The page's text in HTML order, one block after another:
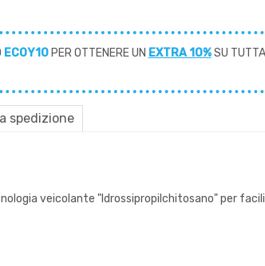
ECOY10PER OTTENERE UN EXTRA 10%SU TUTTA
spedizione
veicolante "Idrossipropilchitosano" per